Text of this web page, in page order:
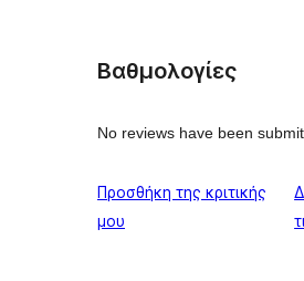
Βαθμολογίες
No reviews have been
Προσθήκη της κριτικής
μου